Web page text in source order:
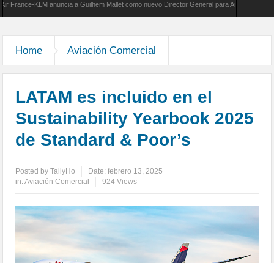
KLM anuncia a Guilhem Mallet como nuevo Director General para América Latina
Home Aviación Comercial
LATAM es incluido en el
Sustainability Yearbook 2025
de Standard & Poor’s
Posted byTallyHo Date:febrero 13, 2025
in:Aviación Comercial 924 Views